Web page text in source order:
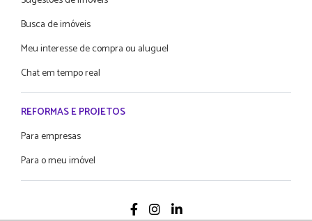
Busca de imóveis
Meu interesse de compra ou aluguel
Chat em tempo real
REFORMAS E PROJETOS
Para empresas
Para o meu imóvel